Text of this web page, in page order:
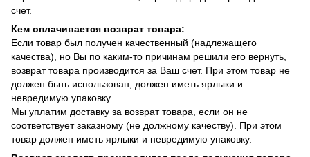
счет.
Кем оплачивается возврат товара:
Если товар был получен качественный (надлежащего
качества), но Вы по каким-то причинам решили его вернуть,
возврат товара производится за Ваш счет. При этом товар не
должен быть использован, должен иметь ярлыки и
невредимую упаковку.
Мы уплатим доставку за возврат товара, если он не
соответствует заказному (не должному качеству). При этом
товар должен иметь ярлыки и невредимую упаковку.